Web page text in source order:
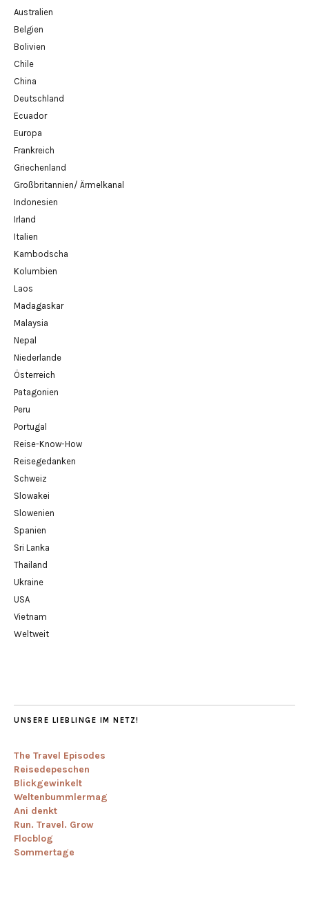
Australien
Belgien
Bolivien
Chile
China
Deutschland
Ecuador
Europa
Frankreich
Griechenland
Großbritannien/ Ärmelkanal
Indonesien
Irland
Italien
Kambodscha
Kolumbien
Laos
Madagaskar
Malaysia
Nepal
Niederlande
Österreich
Patagonien
Peru
Portugal
Reise-Know-How
Reisegedanken
Schweiz
Slowakei
Slowenien
Spanien
Sri Lanka
Thailand
Ukraine
USA
Vietnam
Weltweit
UNSERE LIEBLINGE IM NETZ!
The Travel Episodes
Reisedepeschen
Blickgewinkelt
Weltenbummlermag
Ani denkt
Run. Travel. Grow
Flocblog
Sommertage